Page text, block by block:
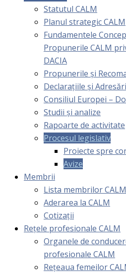
Statutul CALM
Planul strategic CALM
Fundamentele
Propunerile CALM
DACIA
Propunerile și
Declarațiile și
Consiliul Europei –
Studii și analize
Rapoarte de activitate
Procesul legislativ
Proiecte spre
Avize
Membrii
Lista membrilor CALM
Aderarea la CALM
Cotizaţii
Rețele profesionale CALM
Organele de
profesionale CALM
Rețeaua femeilor